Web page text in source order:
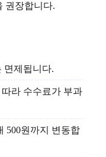
권장합니다.
면제됩니다.
라 수수료가 부과
500원까지 변동합